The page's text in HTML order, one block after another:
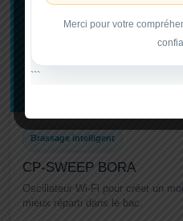
Brassage intelligent
CP-SWEEP BORA
Oscillateur Wi-Fi pour créer un
mieux réparti dans le bac.
Merci pour votre
```